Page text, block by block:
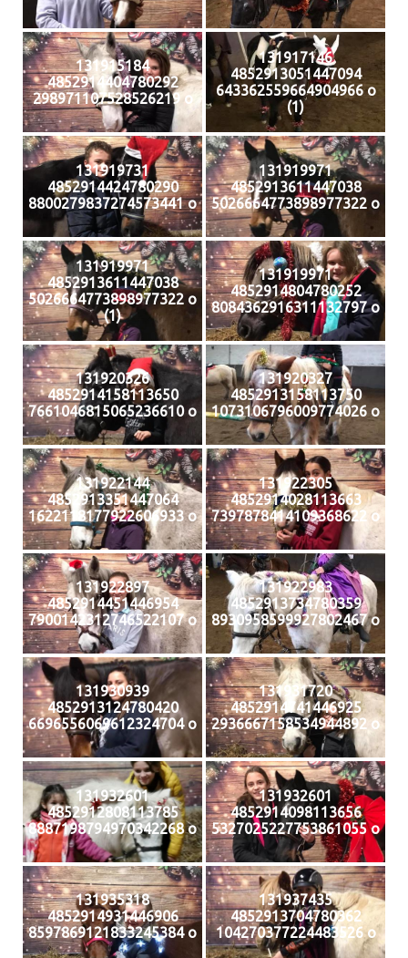
131915184
4852914404780292
298971107528526219 o
131917146
4852913051447094
643362559664904966 o
(1)
131919731
4852914424780290
8800279837274573441 o
131919971
4852913611447038
5026664773898977322 o
131919971
4852913611447038
5026664773898977322 o
(1)
131919971
4852914804780252
8084362916311132797 o
131920326
4852914158113650
7661046815065236610 o
131920327
4852913158113750
1073106796009774026 o
131922144
4852913351447064
1622118177922606933 o
131922305
4852914028113663
7397878414109368622 o
131922897
4852914451446954
7900142312746522107 o
131922983
4852913734780359
8930958599927802467 o
131930939
4852913124780420
6696556069612324704 o
131931720
4852914741446925
2936667158534944892 o
131932601
4852912808113785
8887198794970342268 o
131932601
4852914098113656
5327025227753861055 o
131935318
4852914931446906
8597869121833245384 o
131937435
4852913704780362
104270377224483526 o